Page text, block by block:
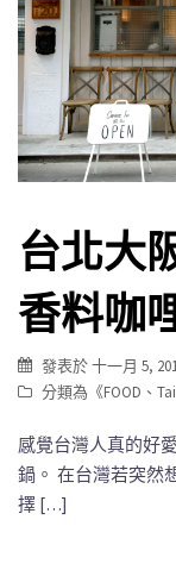
台北大
香料咖
發表於十一月 5,
分類為《FOOD 、
感覺台灣人真的好
鍋。 在台灣若突然
擇 […]